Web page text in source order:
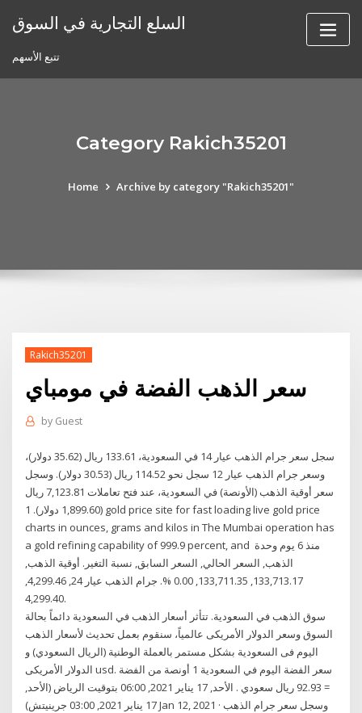
السلع التجارية في السوق
تتبع الأسهم
Category Rakich35201
Home Archive by category "Rakich35201"
Rakich35201
سعر الذهب الفضة في مومباي
by Guest
سجل سعر جرام الذهب عيار 14 في السعودية، 133.61 ريال (35.62 دولار)،
وسعر جرام الذهب عيار 12 سجل نحو 114.52 ريال (30.53 دولار). وسجل
سعر أوقية الذهب (الأونصة) في السعودية، عند فتح تعاملات 7,123.81 ريال
(1,899.60 دولار). 1 gold price site for fast loading live gold price
charts in ounces, grams and kilos in The Mumbai operation has
a gold refining capability of 999.9 percent, and منذ 6 يوم وحدة
الذهب, السعر الحالي, السعر السابق, نسبة التغير. أوقية الذهب,
133,713.17, 133,711.35, 0.00 %. جرام الذهب عيار 24, 4,299.46,
4,299.40.
سوق الذهب في السعودية. تتأثر أسعار الذهب في السعودية دائماً بحالة
السوق وسعر الدولار الأمريكى عالمياً، سنقوم بعمل تحديث لأسعار الذهب
اليوم فى السعودية بشكل مستمر بالعملة الوطنية (الريال السعودي) و
الدولار الأمريكى usd. سعر الفضة اليوم في السعودية 1 أونصة من الفضة
= 92.93 ريال سعودي . الأحد, 17 يناير 2021, 06:00 بتوقيت الرياض (الأحد,
17 يناير 2021, 03:00 جرينيتش) Jan 12, 2021 · وسجل سعر جرام الذهب